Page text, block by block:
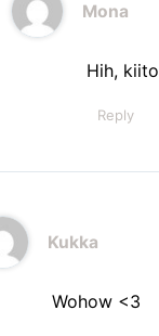
Mona
Hih,
Reply
Kukka
Wohow <3